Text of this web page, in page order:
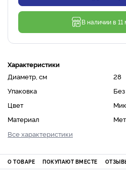
В наличии в 11
Характеристики
Диаметр, см
28
Упаковка
Цвет
Материал
Все характеристики
О ТОВАРЕ ПОКУПАЮТ ВМЕСТЕ